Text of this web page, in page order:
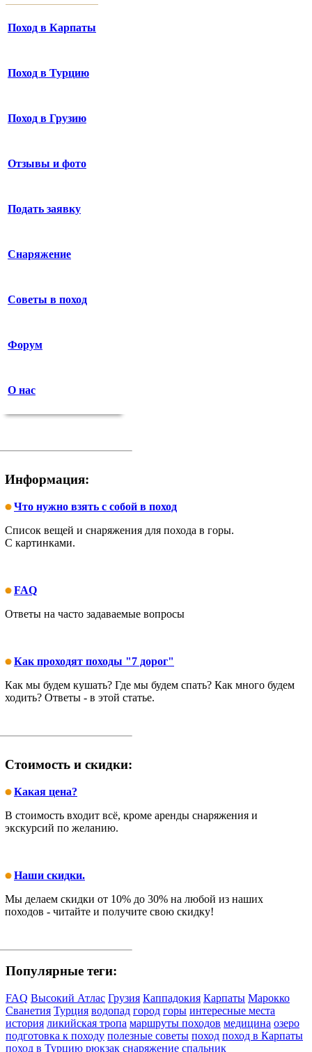
Поход в Карпаты
Поход в Турцию
Поход в Грузию
Отзывы и фото
Подать заявку
Снаряжение
Советы в поход
Форум
О нас
Информация:
Что нужно взять с собой в поход
Список вещей и снаряжения для похода в горы.
С картинками.
FAQ
Ответы на часто задаваемые вопросы
Как проходят походы "7 дорог"
Как мы будем кушать? Где мы будем спать? Как много будем
ходить? Ответы - в этой статье.
Стоимость и скидки:
Какая цена?
В стоимость входит всё, кроме аренды снаряжения и
экскурсий по желанию.
Наши скидки.
Мы делаем скидки от 10% до 30% на любой из наших
походов - читайте и получите свою скидку!
Популярные теги:
FAQ Высокий Атлас Грузия Каппадокия Карпаты Марокко
Сванетия Турция водопад город горы интересные места
история ликийская тропа маршруты походов медицина озеро
подготовка к походу полезные советы поход поход в Карпаты
поход в Турцию рюкзак снаряжение спальник